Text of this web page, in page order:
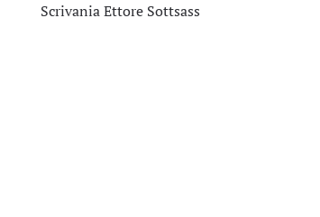
Scrivania Ettore Sottsass